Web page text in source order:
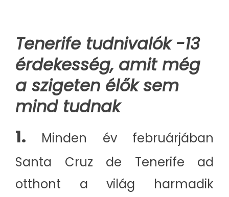
Tenerife tudnivalók -13
érdekesség, amit még
a szigeten élők sem
mind tudnak
1. Minden év februárjában
Santa Cruz de Tenerife ad
otthont a világ harmadik